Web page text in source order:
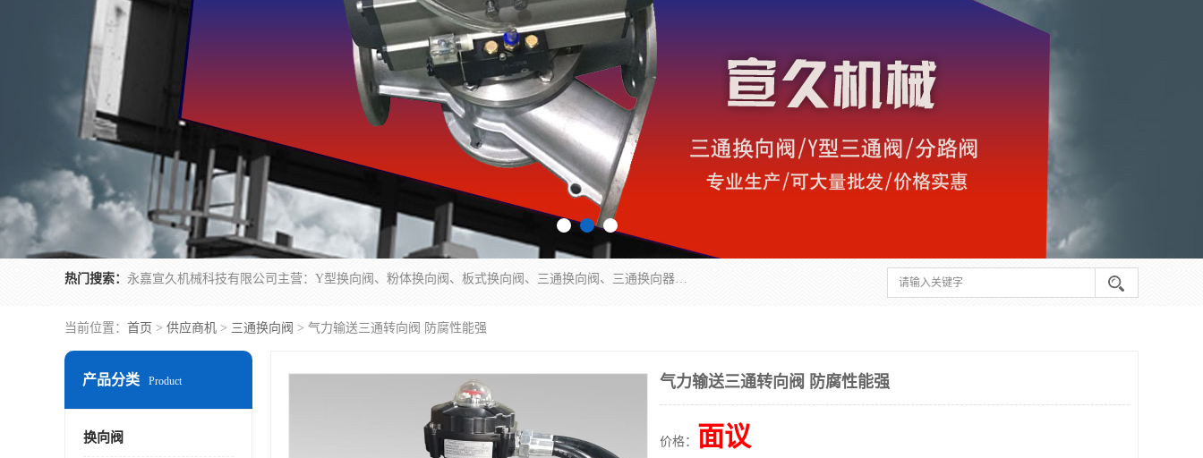
热门搜索： 永嘉宣久机械科技有限公司主营：Y型换向阀、粉体换向阀、板式换向阀、三通换向阀、三通换向器、三通分路阀、管路换向阀等产品及服务。
当前位置： 首页 > 供应商机 > 三通换向阀 > 气力输送三通转向阀 防腐性能强
产品分类 Product
换向阀
气力输送三通转向阀 防腐性能强
价格： 面议